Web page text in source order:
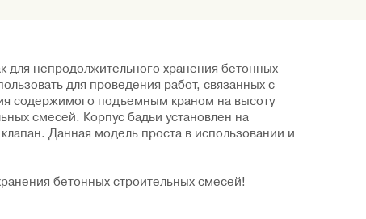
для непродолжительного хранения бетонных
для проведения работ, связанных с
содержимого подъемным краном на высоту
смесей. Корпус бадьи установлен на
Данная модель проста в использовании и
бетонных строительных смесей!